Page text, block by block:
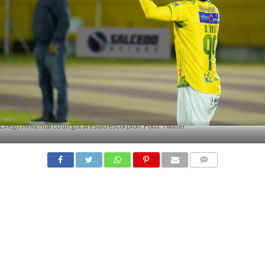
Diego Ávila marcó un gol al estilo escorpión. Foto: Twitter